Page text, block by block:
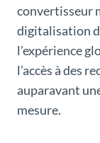
convertisseur
digitalisation
l’expérience
l’accès à des
auparavant
mesure.